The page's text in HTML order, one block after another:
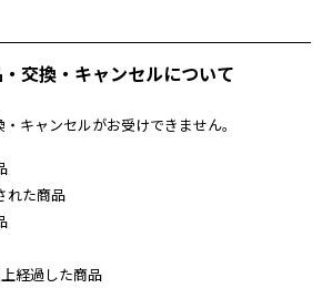
交換・キャンセルについて
キャンセルがお受けできません。
れた商品
経過した商品